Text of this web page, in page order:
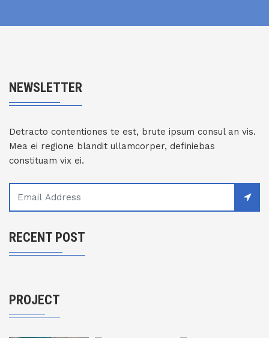
NEWSLETTER
Detracto contentiones te est, brute ipsum consul an vis.
Mea ei regione blandit ullamcorper, definiebas
constituam vix ei.
RECENT POST
PROJECT